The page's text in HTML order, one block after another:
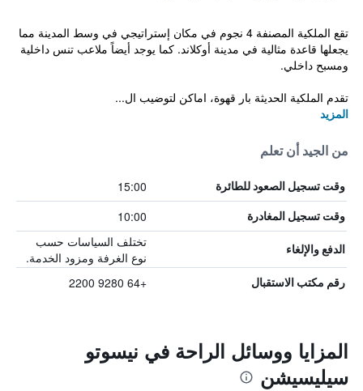
تقع الملكية المصنفة 4 نجوم في مكان إستراتيجي في وسط المدينة مما
يجعلها قاعدة مثالية في مدينة أوكلاند. كما يوجد أيضاً ملاعب تنس داخلية
ومسبح داخلي.
تقدم الملكية الحديثة بار قهوة، اماكن لتوضيب ال...
المزيد
من الجيد أن تعلم
وقت تسجيل الصعود للطائرة 15:00
وقت تسجيل المغادرة 10:00
الدفع والإلغاء
تختلف السياسات حسب
نوع الغرفة ومزود الخدمة.
رقم مكتب الاستقبال +64 9280 2200
المزايا ووسائل الراحة في نيسوتو
سيليسيشن